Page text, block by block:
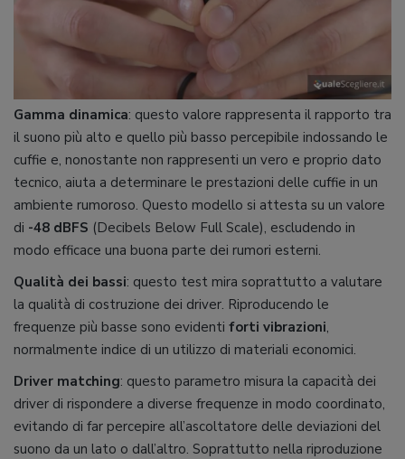
Gamma dinamica: questo valore rappresenta il rapporto tra
il suono più alto e quello più basso percepibile indossando le
cuffie e, nonostante non rappresenti un vero e proprio dato
tecnico, aiuta a determinare le prestazioni delle cuffie in un
ambiente rumoroso. Questo modello si attesta su un valore
di -48 dBFS (Decibels Below Full Scale), escludendo in
modo efficace una buona parte dei rumori esterni.
Qualità dei bassi: questo test mira soprattutto a valutare
la qualità di costruzione dei driver. Riproducendo le
frequenze più basse sono evidenti forti vibrazioni,
normalmente indice di un utilizzo di materiali economici.
Driver matching: questo parametro misura la capacità dei
driver di rispondere a diverse frequenze in modo coordinato,
evitando di far percepire all’ascoltatore delle deviazioni del
suono da un lato o dall’altro. Soprattutto nella riproduzione